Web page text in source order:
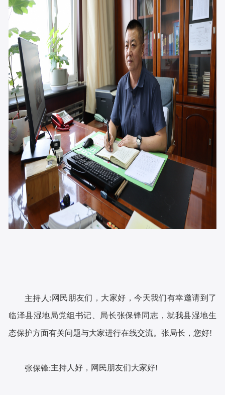
主持人 :网民朋友们，大家好，今天我们有幸邀请到了
临泽县湿地局党组 书记 、局长张保锋同志，就我县湿地生
态保护方面有关问题与大家进行在线交流。张局长 ，您好!
张保锋:主持人好，网民朋友们大家好!